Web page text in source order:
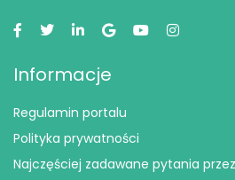
Informacje
Regulamin portalu
Polityka prywatności
Najczęściej zadawane pytania